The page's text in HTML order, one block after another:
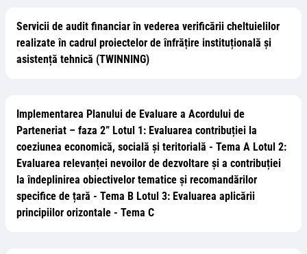
Servicii de audit financiar în vederea verificării cheltuielilor
realizate în cadrul proiectelor de înfrățire instituțională și
asistență tehnică (TWINNING)
Implementarea Planului de Evaluare a Acordului de
Parteneriat – faza 2” Lotul 1: Evaluarea contribuției la
coeziunea economică, socială și teritorială - Tema A Lotul 2:
Evaluarea relevanței nevoilor de dezvoltare și a contribuției
la îndeplinirea obiectivelor tematice și recomandărilor
specifice de țară - Tema B Lotul 3: Evaluarea aplicării
principiilor orizontale - Tema C